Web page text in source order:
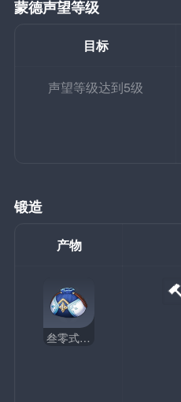
蒙德声望等级
目标
声望等级达到5级
锻造
产物
叁零式·便携营养袋